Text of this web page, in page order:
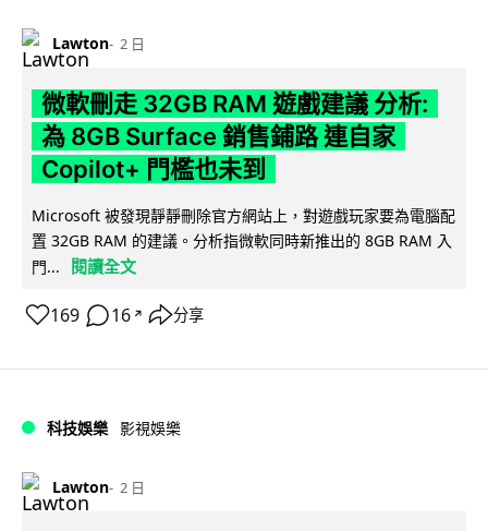
Lawton 2 日
微軟刪走 32GB RAM 遊戲建議 分析:
為 8GB Surface 銷售鋪路 連自家
Copilot+ 門檻也未到
Microsoft 被發現靜靜刪除官方網站上，對遊戲玩家要為電腦配
置 32GB RAM 的建議。分析指微軟同時新推出的 8GB RAM 入
門...
閱讀全文
169 16 ↗ 分享
科技娛樂 影視娛樂
Lawton 2 日